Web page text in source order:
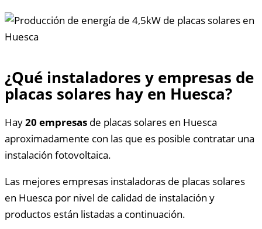
¿Qué instaladores y empresas de
placas solares hay en Huesca?
Hay20 empresas de placas solares en Huesca
aproximadamente con las que es posible contratar una
instalación fotovoltaica.
Las mejores empresas instaladoras de placas solares
en Huesca por nivel de calidad de instalación y
productos están listadas a continuación.